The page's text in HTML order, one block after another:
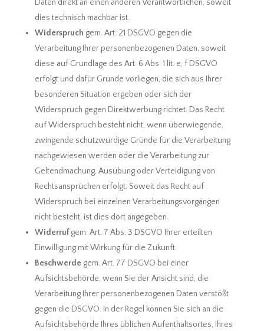
Daten direkt an einen anderen Verantwortlichen, soweit
dies technisch machbar ist.
Widerspruch gem. Art. 21 DSGVO gegen die
Verarbeitung Ihrer personenbezogenen Daten, soweit
diese auf Grundlage des Art. 6 Abs. 1 lit. e, f DSGVO
erfolgt und dafür Gründe vorliegen, die sich aus Ihrer
besonderen Situation ergeben oder sich der
Widerspruch gegen Direktwerbung richtet. Das Recht
auf Widerspruch besteht nicht, wenn überwiegende,
zwingende schutzwürdige Gründe für die Verarbeitung
nachgewiesen werden oder die Verarbeitung zur
Geltendmachung, Ausübung oder Verteidigung von
Rechtsansprüchen erfolgt. Soweit das Recht auf
Widerspruch bei einzelnen Verarbeitungsvorgängen
nicht besteht, ist dies dort angegeben.
Widerrufgem. Art. 7 Abs. 3 DSGVO Ihrer erteilten
Einwilligung mit Wirkung für die Zukunft.
Beschwerde gem. Art. 77 DSGVO bei einer
Aufsichtsbehörde, wenn Sie der Ansicht sind, die
Verarbeitung Ihrer personenbezogenen Daten verstößt
gegen die DSGVO. In der Regel können Sie sich an die
Aufsichtsbehörde Ihres üblichen Aufenthaltsortes, Ihres